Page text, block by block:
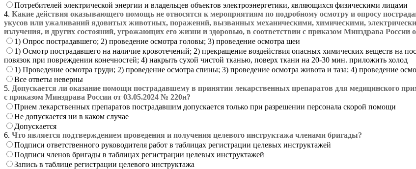
Потребителей электрической энергии и владельцев объектов электроэнергетики, являющихся физическими лицами
4. Какие действия оказывающего помощь не относятся к мероприятиям по подробному осмотру и опросу
укусов или ужаливаний ядовитых животных, поражений, вызванных механическими, химическими,
излучения, и других состояний, угрожающих его жизни и здоровью, в соответствии с приказом Минздрава России
1) Опрос пострадавшего; 2) проведение осмотра головы; 3) проведение осмотра шеи
1) Осмотр пострадавшего на наличие кровотечений; 2) прекращение воздействия опасных химических веществ на
повязок при повреждении конечностей; 4) накрыть сухой чистой тканью, поверх ткани на 20-30 мин. приложить холод
1) Проведение осмотра груди; 2) проведение осмотра спины; 3) проведение осмотра живота и таза; 4) проведение
Все ответы неверны
5. Допускается ли оказание помощи пострадавшему в принятии лекарственных препаратов для медицинского
с приказом Минздрава России от 03.05.2024 № 220н?
Прием лекарственных препаратов пострадавшим допускается только при разрешении персонала скорой помощи
Не допускается ни в каком случае
Допускается
6. Что является подтверждением проведения и получения целевого инструктажа членами бригады?
Подписи ответственного руководителя работ в таблицах регистрации целевых инструктажей
Подписи членов бригады в таблицах регистрации целевых инструктажей
Запись в таблице регистрации целевого инструктажа